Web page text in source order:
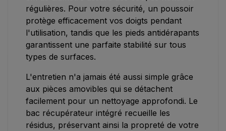
régulières. Pour votre sécurité, un poussoir
protège efficacement vos doigts pendant
l'utilisation, tandis que les pieds antidérapants
garantissent une parfaite stabilité sur tous
types de surfaces.
L'entretien n'a jamais été aussi simple grâce
aux pièces amovibles qui se détachent
facilement pour un nettoyage approfondi. Le
bac récupérateur intégré recueille les
résidus, préservant ainsi la propreté de votre